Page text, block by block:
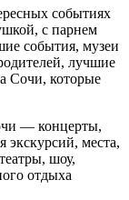
событиях
с парнем
события, музеи
лучшие
Сочи, которые
— концерты,
экскурсий, места,
шоу,
отдыха